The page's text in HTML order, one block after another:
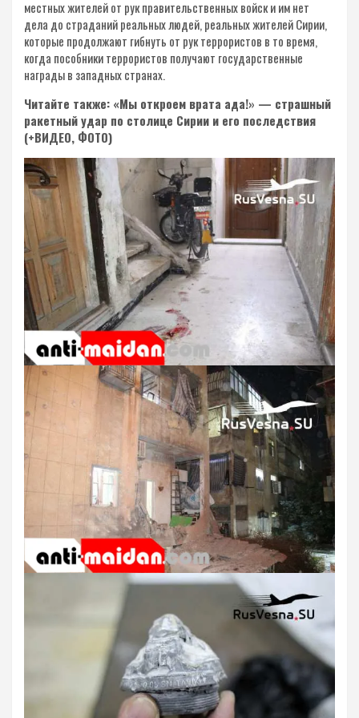
местных жителей от рук правительственных войск и им нет
дела до страданий реальных людей, реальных жителей Сирии,
которые продолжают гибнуть от рук террористов в то время,
когда пособники террористов получают государственные
награды в западных странах.
Читайте также: «Мы откроем врата ада!» — страшный
ракетный удар по столице Сирии и его последствия
(+ВИДЕО, ФОТО)